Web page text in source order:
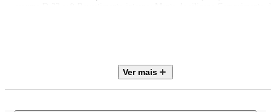
Verifique se o local de entrega possui espaço e acesso adequados conforme
as dimensões do produto. A entrega é realizada no térreo, não incluindo
Ver mais